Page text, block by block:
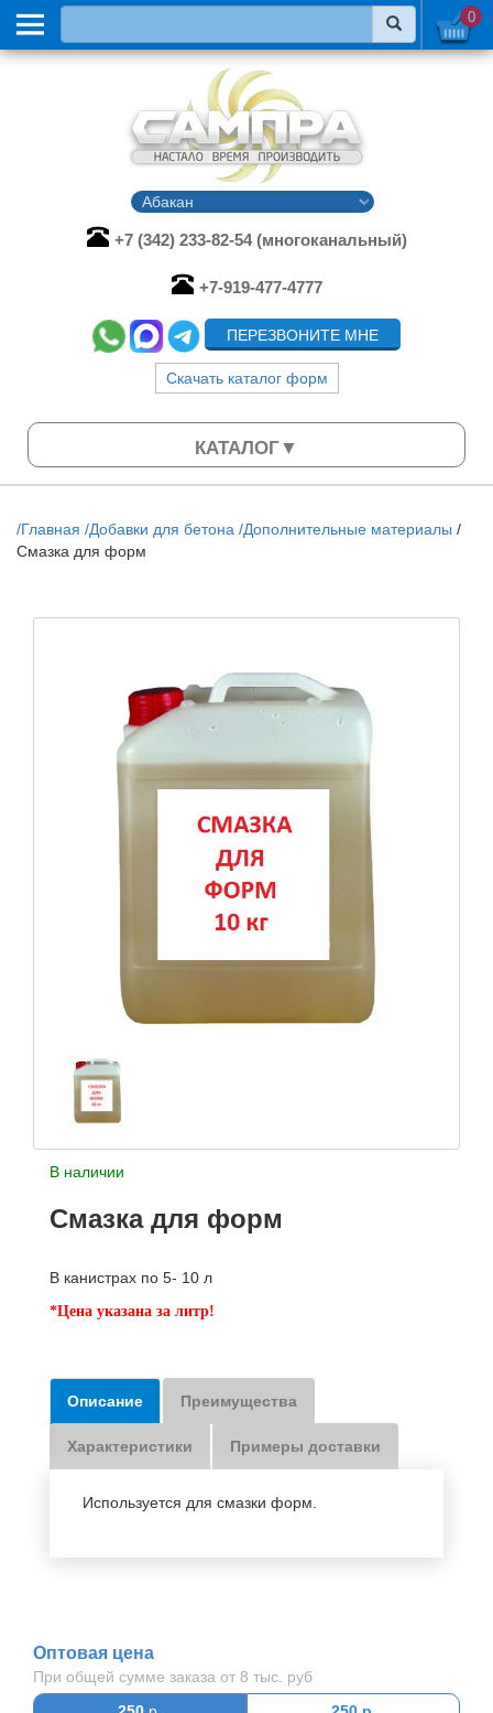
/Главная /Добавки для бетона /Дополнительные материалы /
Смазка для форм
В наличии
Смазка для форм
В канистрах по 5- 10 л
*Цена указана за литр!
Описание Преимущества
Характеристики Примеры доставки
Используется для смазки форм.
Оптовая цена
При общей сумме заказа от 8 тыс. руб
+7 (342) 233-82-54 (многоканальный)
+7-919-477-4777
ПЕРЕЗВОНИТЕ МНЕ
Скачать каталог форм
0
КАТАЛОГ